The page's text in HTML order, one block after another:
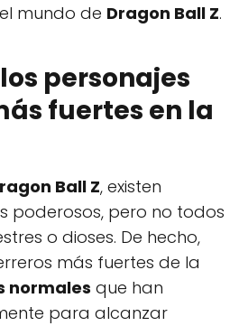
mundo de Dragon Ball Z.
personajes
fuertes en la
Ball Z, existen
poderosos, pero no todos
o dioses. De hecho,
más fuertes de la
normales que han
para alcanzar